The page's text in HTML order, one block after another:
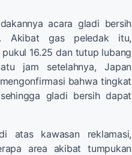
acara gladi bersih
Akibat gas peledak itu,
16.25 dan tutup lubang
jam setelahnya, Japan
bahwa tingkat
gladi bersih dapat
atas kawasan reklamasi,
area akibat tumpukan